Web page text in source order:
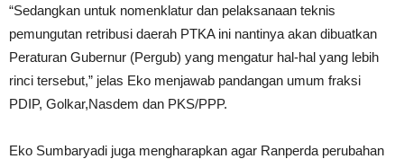
“Sedangkan untuk nomenklatur dan pelaksanaan teknis
pemungutan retribusi daerah PTKA ini nantinya akan dibuatkan
Peraturan Gubernur (Pergub) yang mengatur hal-hal yang lebih
rinci tersebut,” jelas Eko menjawab pandangan umum fraksi
PDIP, Golkar,Nasdem dan PKS/PPP.
Eko Sumbaryadi juga mengharapkan agar Ranperda perubahan